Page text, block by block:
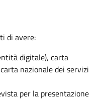
di avere:
digitale), carta
nazionale dei servizi
per la presentazione